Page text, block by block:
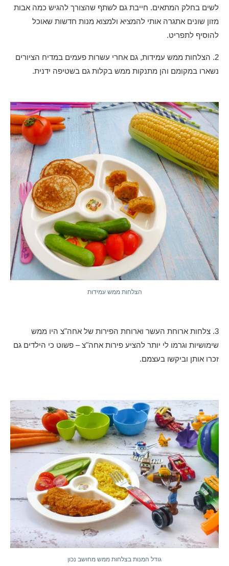
לשים בחלק המתאים. חייבת גם לשתף שהצורך להגיש כמה אבות
מזון שונים אתגרה אותי להמציא ולמצוא מנות חדשות שאוכל
להוסיף לתפריט.
2. הצלחות ממש עמידות, גם אחרי עשרות פעמים במדיח הציורים
נשארו במקומם והן מתנקות ממש בקלות גם בשטיפה ידנית.
הצלחות ממש עמידות
3. צלחות ארוחת העשר וארוחת הפירות של אחה"צ היו ממש
שימושיות וגרמו לי יותר להציע פירות אחה"צ – פשוט כי הילדים גם
זכרו אותן וביקשו בעצמם.
גודל המנות בצלחות ממש מחושב נכון